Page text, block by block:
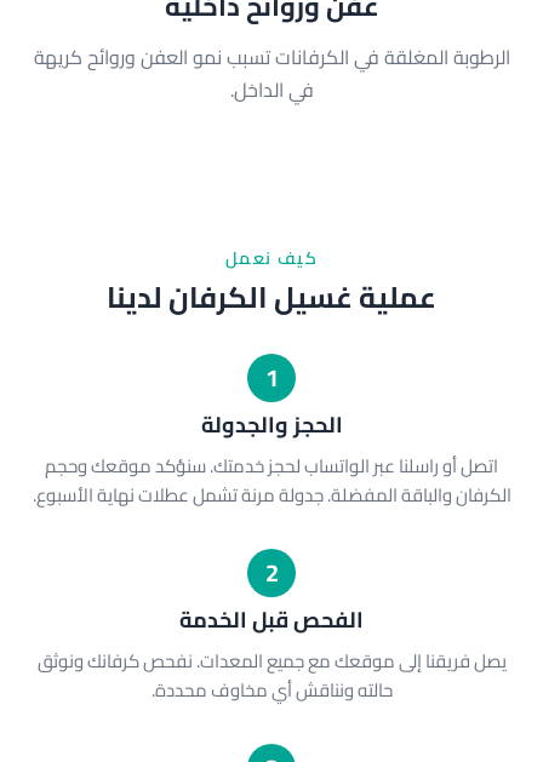
الرطوبة المغلقة في الكرفانات تسبب نمو العفن وروائح كريهة
في الداخل.
كيف نعمل
عملية غسيل الكرفان لدينا
1
الحجز والجدولة
اتصل أو راسلنا عبر الواتساب لحجز خدمتك. سنؤكد موقعك وحجم
الكرفان والباقة المفضلة. جدولة مرنة تشمل عطلات نهاية الأسبوع.
2
الفحص قبل الخدمة
يصل فريقنا إلى موقعك مع جميع المعدات. نفحص كرفانك ونوثق
حالته ونناقش أي مخاوف محددة.